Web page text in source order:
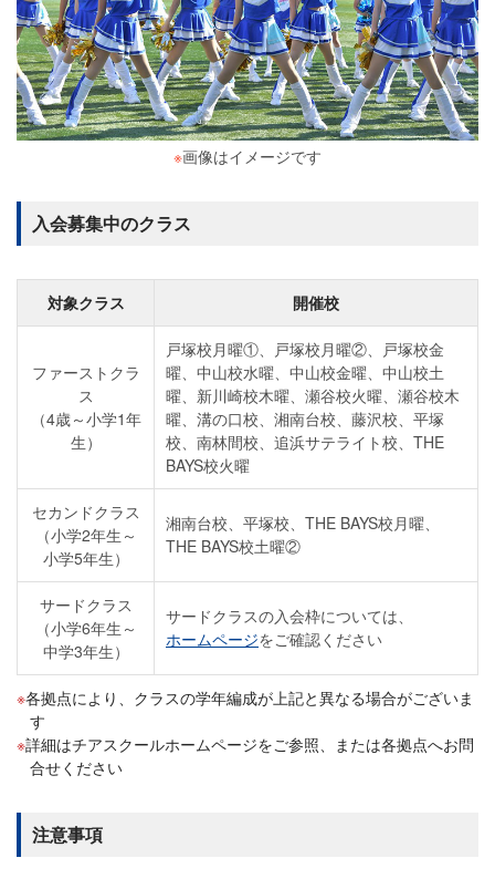
※画像はイメージです
入会募集中のクラス
対象クラス 開催校
ファーストクラ
ス
（4歳～小学1年
生）
戸塚校月曜①、戸塚校月曜②、戸塚校金
曜、中山校水曜、中山校金曜、中山校土
曜、新川崎校木曜、瀬谷校火曜、瀬谷校木
曜、溝の口校、湘南台校、藤沢校、平塚
校、南林間校、追浜サテライト校、THE
BAYS校火曜
セカンドクラス
（小学2年生～
小学5年生）
湘南台校、平塚校、THE BAYS校月曜、
THE BAYS校土曜②
サードクラス
（小学6年生～
中学3年生）
サードクラスの入会枠については、
ホームページをご確認ください
各拠点により、クラスの学年編成が上記と異なる場合がございま
す
詳細はチアスクールホームページをご参照、または各拠点へお問
合せください
注意事項